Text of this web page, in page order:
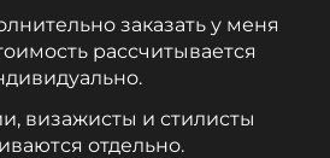
заказать у меня
рассчитывается
визажисты и стилисты
отдельно.